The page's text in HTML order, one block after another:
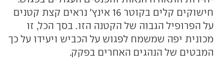
חישוקים קלים בקוטר 16 אינץ' נראים קצת קטנים
על הפרופיל הגבוה של הקטנה הזו. בסך הכל, זו
מכונית יפה שמשמח לפגוש על הכביש ויעידו על כך
המבטים של הנהגים האחרים בפקק.